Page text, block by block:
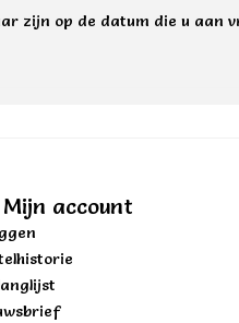
zijn op de datum die u aan
Mijn account